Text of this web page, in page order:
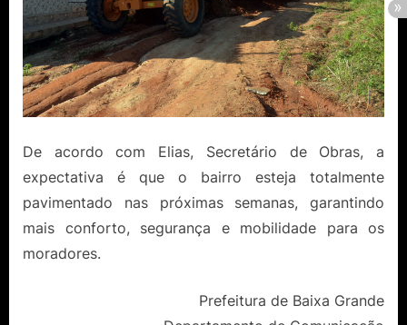
De acordo com Elias, Secretário de Obras, a
expectativa é que o bairro esteja totalmente
pavimentado nas próximas semanas, garantindo
mais conforto, segurança e mobilidade para os
moradores.
Prefeitura de Baixa Grande